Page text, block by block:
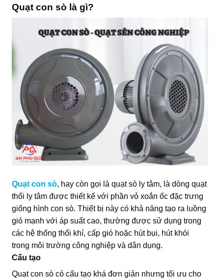
Quạt con sò là gì?
Quạt con sò, hay còn gọi là quạt sò ly tâm, là dòng quạt
thổi ly tâm được thiết kế với phần vỏ xoắn ốc đặc trưng
giống hình con sò. Thiết bị này có khả năng tạo ra luồng
gió mạnh với áp suất cao, thường được sử dụng trong
các hệ thống thổi khí, cấp gió hoặc hút bụi, hút khói
trong môi trường công nghiệp và dân dụng.
Cấu tạo
Quạt con sò có cấu tạo khá đơn giản nhưng tối ưu cho